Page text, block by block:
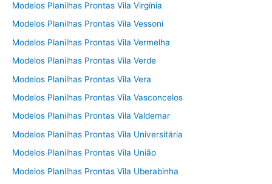
Modelos Planilhas Prontas Vila Virgínia
Modelos Planilhas Prontas Vila Vessoni
Modelos Planilhas Prontas Vila Vermelha
Modelos Planilhas Prontas Vila Verde
Modelos Planilhas Prontas Vila Vera
Modelos Planilhas Prontas Vila Vasconcelos
Modelos Planilhas Prontas Vila Valdemar
Modelos Planilhas Prontas Vila Universitária
Modelos Planilhas Prontas Vila União
Modelos Planilhas Prontas Vila Uberabinha